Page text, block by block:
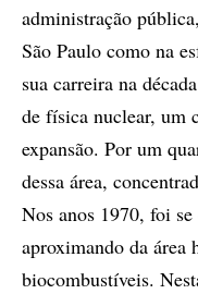
administração
São Paulo como na
sua carreira na
de física nuclear, um
expansão. Por um
dessa área,
Nos anos 1970, foi
aproximando da área
biocombustíveis.